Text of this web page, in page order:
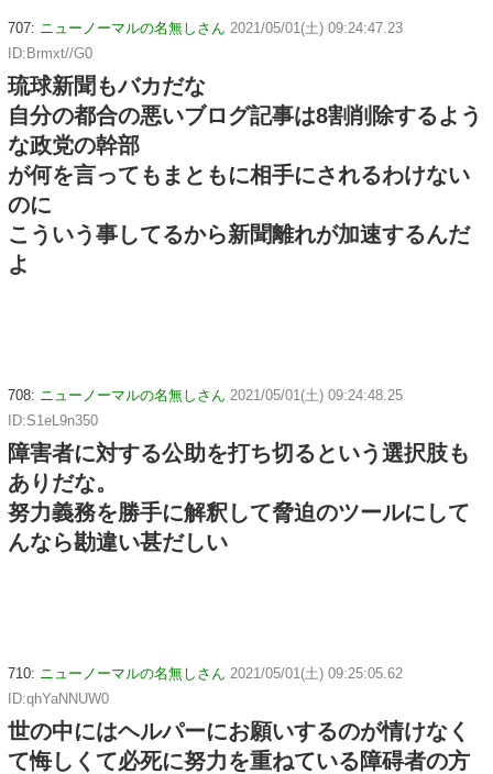
707: ニューノーマルの名無しさん 2021/05/01(土) 09:24:47.23
ID:Brmxt//G0
琉球新聞もバカだな
自分の都合の悪いブログ記事は8割削除するよう
な政党の幹部
が何を言ってもまともに相手にされるわけない
のに
こういう事してるから新聞離れが加速するんだ
よ
708: ニューノーマルの名無しさん 2021/05/01(土) 09:24:48.25
ID:S1eL9n350
障害者に対する公助を打ち切るという選択肢も
ありだな。
努力義務を勝手に解釈して脅迫のツールにして
んなら勘違い甚だしい
710: ニューノーマルの名無しさん 2021/05/01(土) 09:25:05.62
ID:qhYaNNUW0
世の中にはヘルパーにお願いするのが情けなく
て悔しくて必死に努力を重ねている障碍者の方